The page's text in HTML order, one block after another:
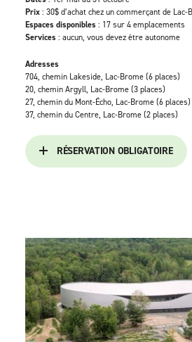
Prix: 30$ d’achat chez un commerçant de
Espaces disponibles : 17 sur 4 emplacements
Services : aucun, vous devez être autonome
Adresses
704, chemin Lakeside, Lac-Brome (6 places)
20, chemin Argyll, Lac-Brome (3 places)
27, chemin du Mont-Écho, Lac-Brome (6 places)
37, chemin du Centre, Lac-Brome (2 places)
RÉSERVATION OBLIGATOIRE